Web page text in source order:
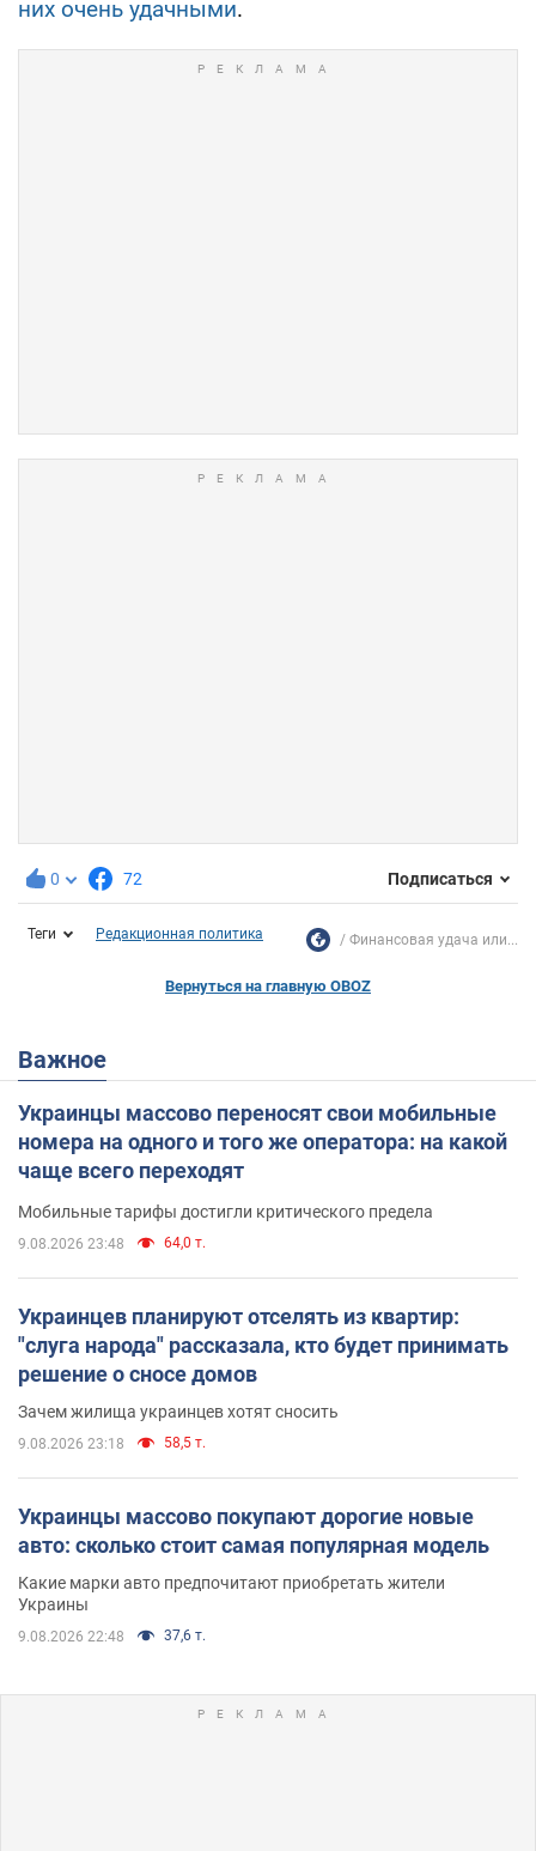
них очень удачными.
0 72 Подписаться
Теги Редакционная политика Финансовая удача или...
Вернуться на главную OBOZ
Важное
Украинцы массово переносят свои мобильные
номера на одного и того же оператора: на какой
чаще всего переходят
Мобильные тарифы достигли критического предела
9.08.2026 23:48 64,0 т.
Украинцев планируют отселять из квартир:
"слуга народа" рассказала, кто будет принимать
решение о сносе домов
Зачем жилища украинцев хотят сносить
9.08.2026 23:18 58,5 т.
Украинцы массово покупают дорогие новые
авто: сколько стоит самая популярная модель
Какие марки авто предпочитают приобретать жители
Украины
9.08.2026 22:48 37,6 т.